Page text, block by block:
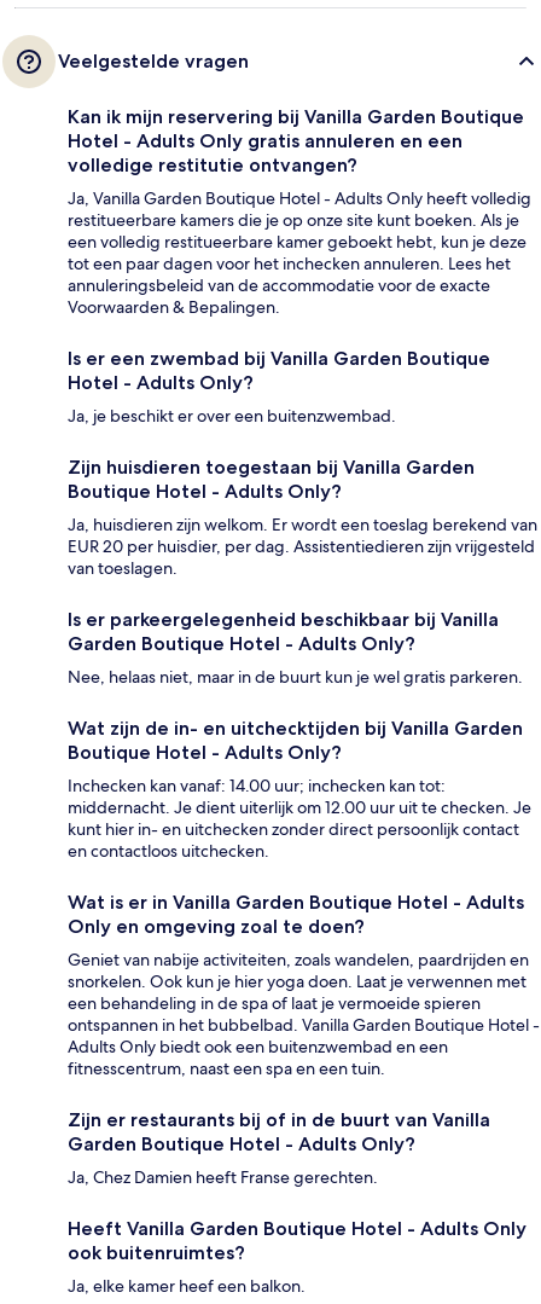
Veelgestelde vragen
Kan ik mijn reservering bij Vanilla Garden Boutique
Hotel - Adults Only gratis annuleren en een
volledige restitutie ontvangen?
Ja, Vanilla Garden Boutique Hotel - Adults Only heeft volledig
restitueerbare kamers die je op onze site kunt boeken. Als je
een volledig restitueerbare kamer geboekt hebt, kun je deze
tot een paar dagen voor het inchecken annuleren. Lees het
annuleringsbeleid van de accommodatie voor de exacte
Voorwaarden & Bepalingen.
Is er een zwembad bij Vanilla Garden Boutique
Hotel - Adults Only?
Ja, je beschikt er over een buitenzwembad.
Zijn huisdieren toegestaan bij Vanilla Garden
Boutique Hotel - Adults Only?
Ja, huisdieren zijn welkom. Er wordt een toeslag berekend van
EUR 20 per huisdier, per dag. Assistentiedieren zijn vrijgesteld
van toeslagen.
Is er parkeergelegenheid beschikbaar bij Vanilla
Garden Boutique Hotel - Adults Only?
Nee, helaas niet, maar in de buurt kun je wel gratis parkeren.
Wat zijn de in- en uitchecktijden bij Vanilla Garden
Boutique Hotel - Adults Only?
Inchecken kan vanaf: 14.00 uur; inchecken kan tot:
middernacht. Je dient uiterlijk om 12.00 uur uit te checken. Je
kunt hier in- en uitchecken zonder direct persoonlijk contact
en contactloos uitchecken.
Wat is er in Vanilla Garden Boutique Hotel - Adults
Only en omgeving zoal te doen?
Geniet van nabije activiteiten, zoals wandelen, paardrijden en
snorkelen. Ook kun je hier yoga doen. Laat je verwennen met
een behandeling in de spa of laat je vermoeide spieren
ontspannen in het bubbelbad. Vanilla Garden Boutique Hotel -
Adults Only biedt ook een buitenzwembad en een
fitnesscentrum, naast een spa en een tuin.
Zijn er restaurants bij of in de buurt van Vanilla
Garden Boutique Hotel - Adults Only?
Ja, Chez Damien heeft Franse gerechten.
Heeft Vanilla Garden Boutique Hotel - Adults Only
ook buitenruimtes?
Ja, elke kamer heef een balkon.